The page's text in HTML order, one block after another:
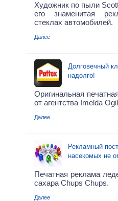
Художник по пыли
его знаменитая
стеклах автомобилей.
Далее
Долговечный
надолго!
Оригинальная
от агентства Imelda
Далее
Рекламный
насекомых не
Печатная реклама
сахара Chups Chups.
Далее